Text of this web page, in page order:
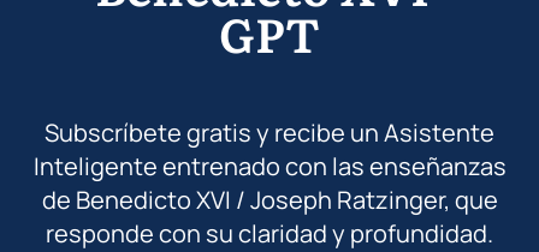
GPT
Subscríbete gratis y recibe un Asistente
Inteligente entrenado con las enseñanzas
de Benedicto XVI / Joseph Ratzinger, que
responde con su claridad y profundidad.